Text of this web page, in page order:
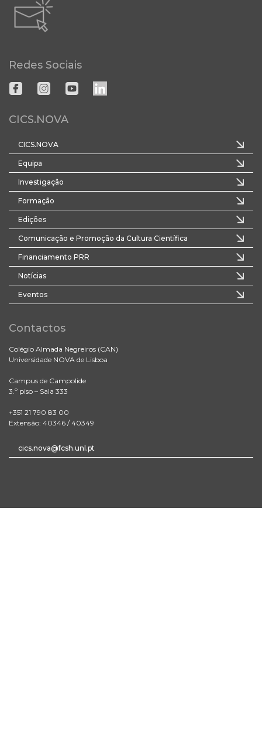
Redes Sociais
CICS.NOVA
CICS.NOVA
Equipa
Investigação
Formação
Edições
Comunicação e Promoção da Cultura Científica
Financiamento PRR
Notícias
Eventos
Contactos
Colégio Almada Negreiros (CAN)
Universidade NOVA de Lisboa
Campus de Campolide
3.º piso – Sala 333
+351 21 790 83 00
Extensão: 40346 / 40349
cics.nova@fcsh.unl.pt